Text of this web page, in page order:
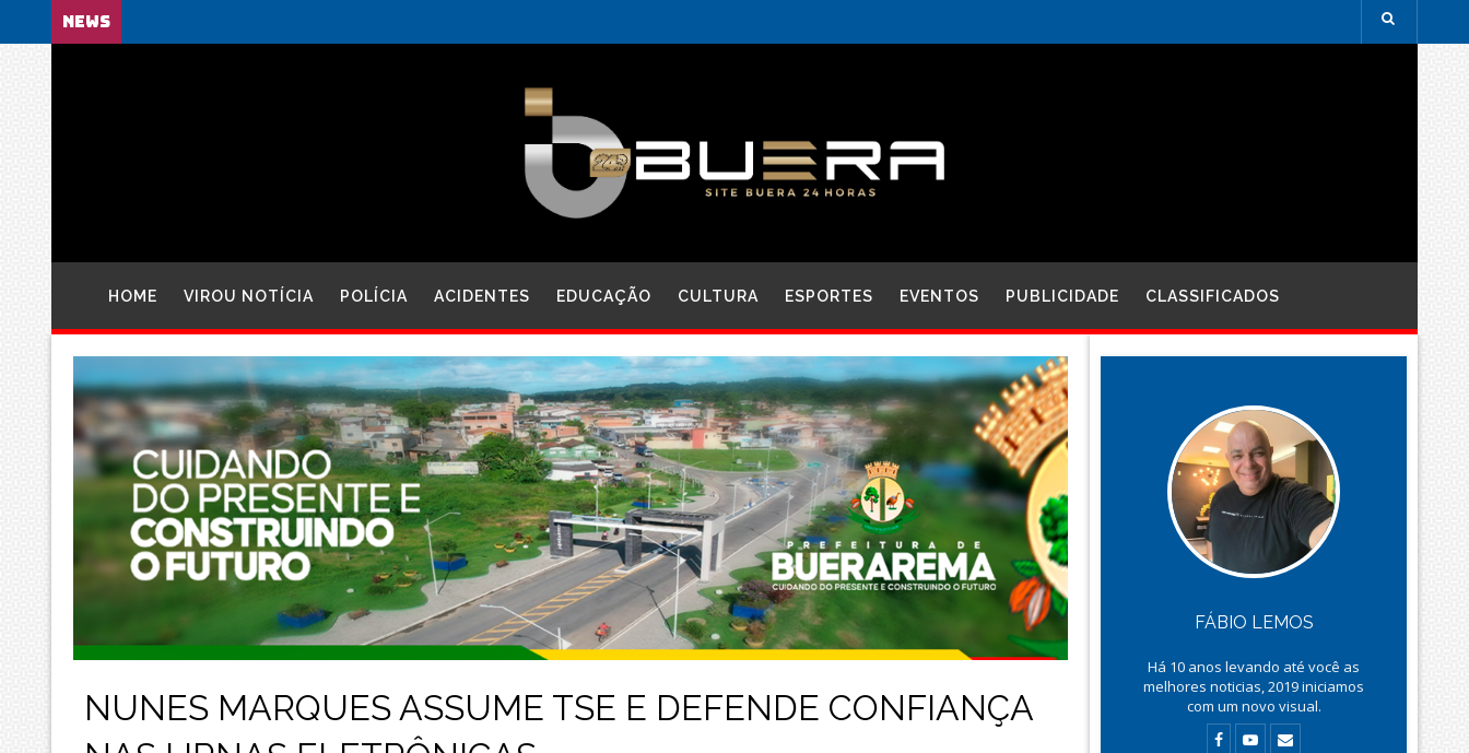
NEWS
HOME VIROU NOTÍCIA POLÍCIA ACIDENTES EDUCAÇÃO CULTURA ESPORTES EVENTOS PUBLICIDADE CLASSIFICADOS
NUNES MARQUES ASSUME TSE E DEFENDE CONFIANÇA
FÁBIO LEMOS
Há 10 anos levando até você as
melhores noticias, 2019 iniciamos
com um novo visual.